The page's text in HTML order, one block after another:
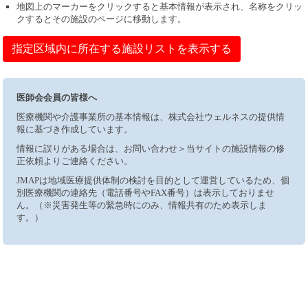
地図上のマーカーをクリックすると基本情報が表示され、名称をクリッ
クするとその施設のページに移動します。
指定区域内に所在する施設リストを表示する
医師会会員の皆様へ
医療機関や介護事業所の基本情報は、株式会社ウェルネスの提供情
報に基づき作成しています。
情報に誤りがある場合は、お問い合わせ＞当サイトの施設情報の修
正依頼よりご連絡ください。
JMAPは地域医療提供体制の検討を目的として運営しているため、個
別医療機関の連絡先（電話番号やFAX番号）は表示しておりませ
ん。（※災害発生等の緊急時にのみ、情報共有のため表示しま
す。）